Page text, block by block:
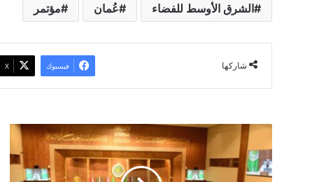
الشرق الأوسط للفضاء عُمان مؤتمر
شاركها فيسبوك ‫X
باعتبارها
لسيادة
الصومال